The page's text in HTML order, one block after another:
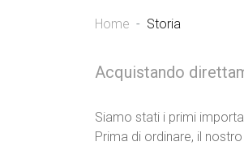
Home Storia
Acquistando
Siamo stati i primi
Prima di ordinare, il